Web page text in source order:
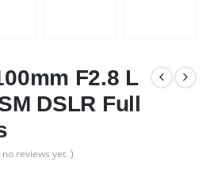
F2.8 L
DSLR Full
reviews yet. )